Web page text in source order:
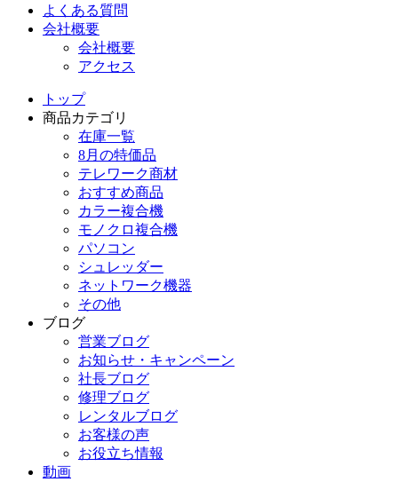
よくある質問
会社概要
会社概要
アクセス
トップ
商品カテゴリ
在庫一覧
8月の特価品
テレワーク商材
おすすめ商品
カラー複合機
モノクロ複合機
パソコン
シュレッダー
ネットワーク機器
その他
ブログ
営業ブログ
お知らせ・キャンペーン
社長ブログ
修理ブログ
レンタルブログ
お客様の声
お役立ち情報
動画